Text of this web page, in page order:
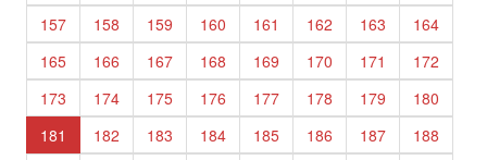
157
158 159 160 161 162 163
164
165
166 167 168 169 170 171
172
173
174 175 176 177 178 179
180
181
182 183 184 185 186 187
188